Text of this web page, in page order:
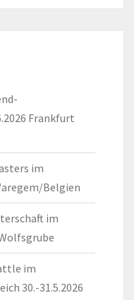
Frankfurt
im
Belgien
im
im
30.-31.5.2026